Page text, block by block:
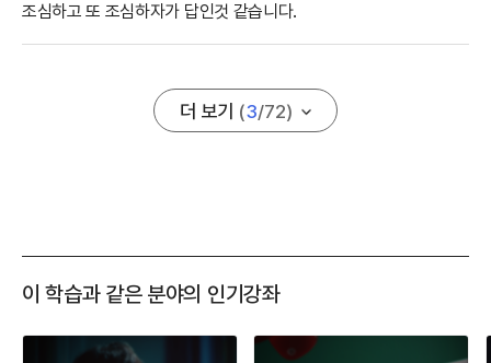
조심하고 또 조심하자가 답인것 같습니다.
더 보기 (3/72)
이 학습과 같은 분야의 인기강좌